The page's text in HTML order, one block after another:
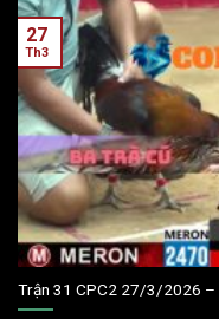
Trận 31 CPC2 27/3/2026 –
27
Th3